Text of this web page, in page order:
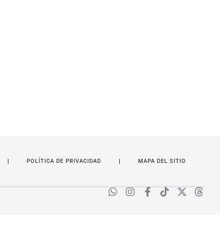
POLÍTICA DE PRIVACIDAD MAPA DEL SITIO